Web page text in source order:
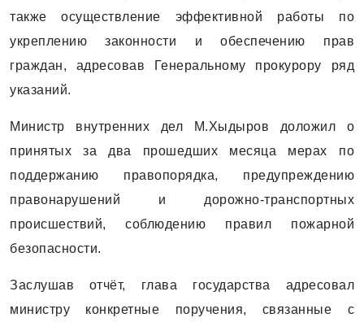
также осуществление эффективной работы по
укреплению законности и обеспечению прав
граждан, адресовав Генеральному прокурору ряд
указаний.
Министр внутренних дел М.Хыдыров доложил о
принятых за два прошедших месяца мерах по
поддержанию правопорядка, предупреждению
правонарушений и дорожно-транспортных
происшествий, соблюдению правил пожарной
безопасности.
Заслушав отчёт, глава государства адресовал
министру конкретные поручения, связанные с